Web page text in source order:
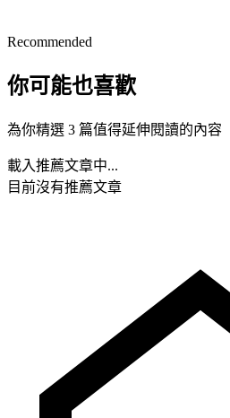
Recommended
你可能也喜歡
為你精選 3 篇值得延伸閱讀的內容
載入推薦文章中...
目前沒有推薦文章